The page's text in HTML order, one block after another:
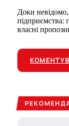
Доки невідомо,
підприємства:
власні